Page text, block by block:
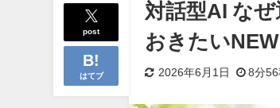
post
はてブ
対話型AI な
おきたい
2026年6月1日 8分56